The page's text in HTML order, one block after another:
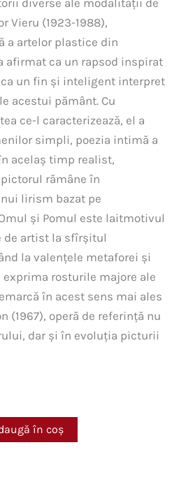
Vieru (1923-1988),
a artelor plastice din
afirmat ca un rapsod inspirat
un fin şi inteligent interpret
acestui pământ. Cu
ce-l caracterizează, el a
simpli, poezia intimă a
acelaş timp realist,
rămâne în
lirism bazat pe
şi Pomul este laitmotivul
de artist la sfîrşitul
la valenţele metaforei şi
rosturile majore ale
în acest sens mai ales
(1967), operă de referinţă nu
dar şi în evoluţia picturii
în coș